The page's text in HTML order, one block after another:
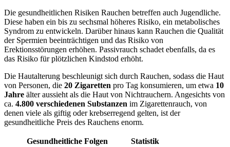
Die gesundheitlichen Risiken Rauchen betreffen auch Jugendliche.
Diese haben ein bis zu sechsmal höheres Risiko, ein metabolisches
Syndrom zu entwickeln. Darüber hinaus kann Rauchen die Qualität
der Spermien beeinträchtigen und das Risiko von
Erektionsstörungen erhöhen. Passivrauch schadet ebenfalls, da es
das Risiko für plötzlichen Kindstod erhöht.
Die Hautalterung beschleunigt sich durch Rauchen, sodass die Haut
von Personen, die 20 Zigaretten pro Tag konsumieren, um etwa 10
Jahre älter aussieht als die Haut von Nichtrauchern. Angesichts von
ca. 4.800 verschiedenen Substanzen im Zigarettenrauch, von
denen viele als giftig oder krebserregend gelten, ist der
gesundheitliche Preis des Rauchens enorm.
Gesundheitliche Folgen
Statistik